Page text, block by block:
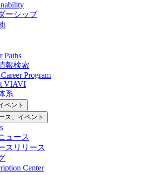
ーシップ
Paths
報検索
Program
VIAVI
系
ベント
ス、イベント
ュース
スリリース
Center